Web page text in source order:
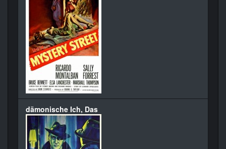
dämonische Ich, Das